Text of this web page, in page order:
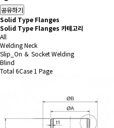
공유하기
Solid Type Flanges
Solid Type Flanges 카테고리
All
Welding Neck
Slip_On ＆ Socket Welding
Blind
Total 6Case 1 Page